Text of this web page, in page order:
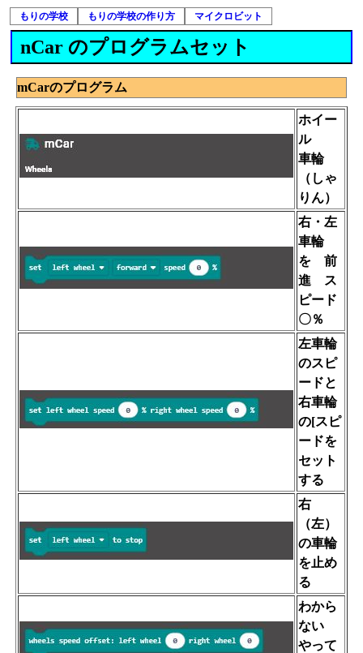
もりの学校 もりの学校の作り方 マイクロビット
nCar のプログラムセット
mCarのプログラム
ホイー
ル
車輪
（しゃ
りん）
右・左
車輪
を 前
進 ス
ピード
〇％
左車輪
のスピ
ードと
右車輪
の[スピ
ードを
セット
する
右
（左）
の車輪
を止め
る
わから
ない
やって